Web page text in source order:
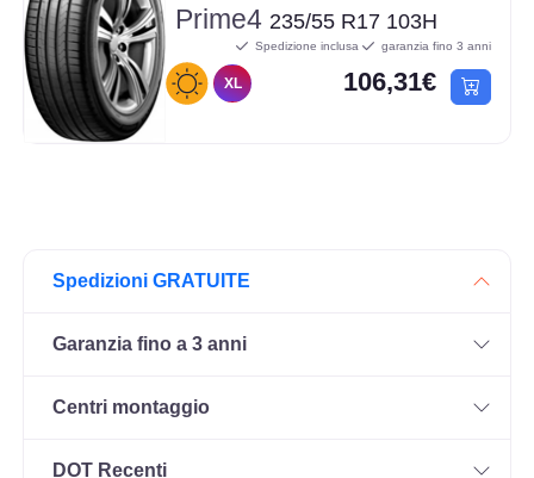
Prime4 235/55 R17 103H
XL
Spedizione inclusa garanzia fino 3 anni
106,31€
Spedizioni GRATUITE
Garanzia fino a 3 anni
Centri montaggio
DOT Recenti